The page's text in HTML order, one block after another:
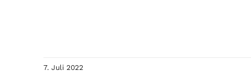
7. Juli 2022